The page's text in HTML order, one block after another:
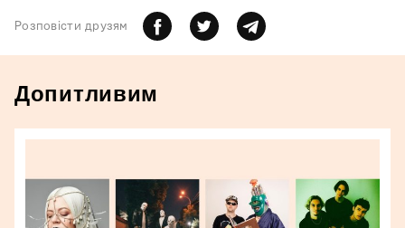
Розповiсти друзям
Допитливим